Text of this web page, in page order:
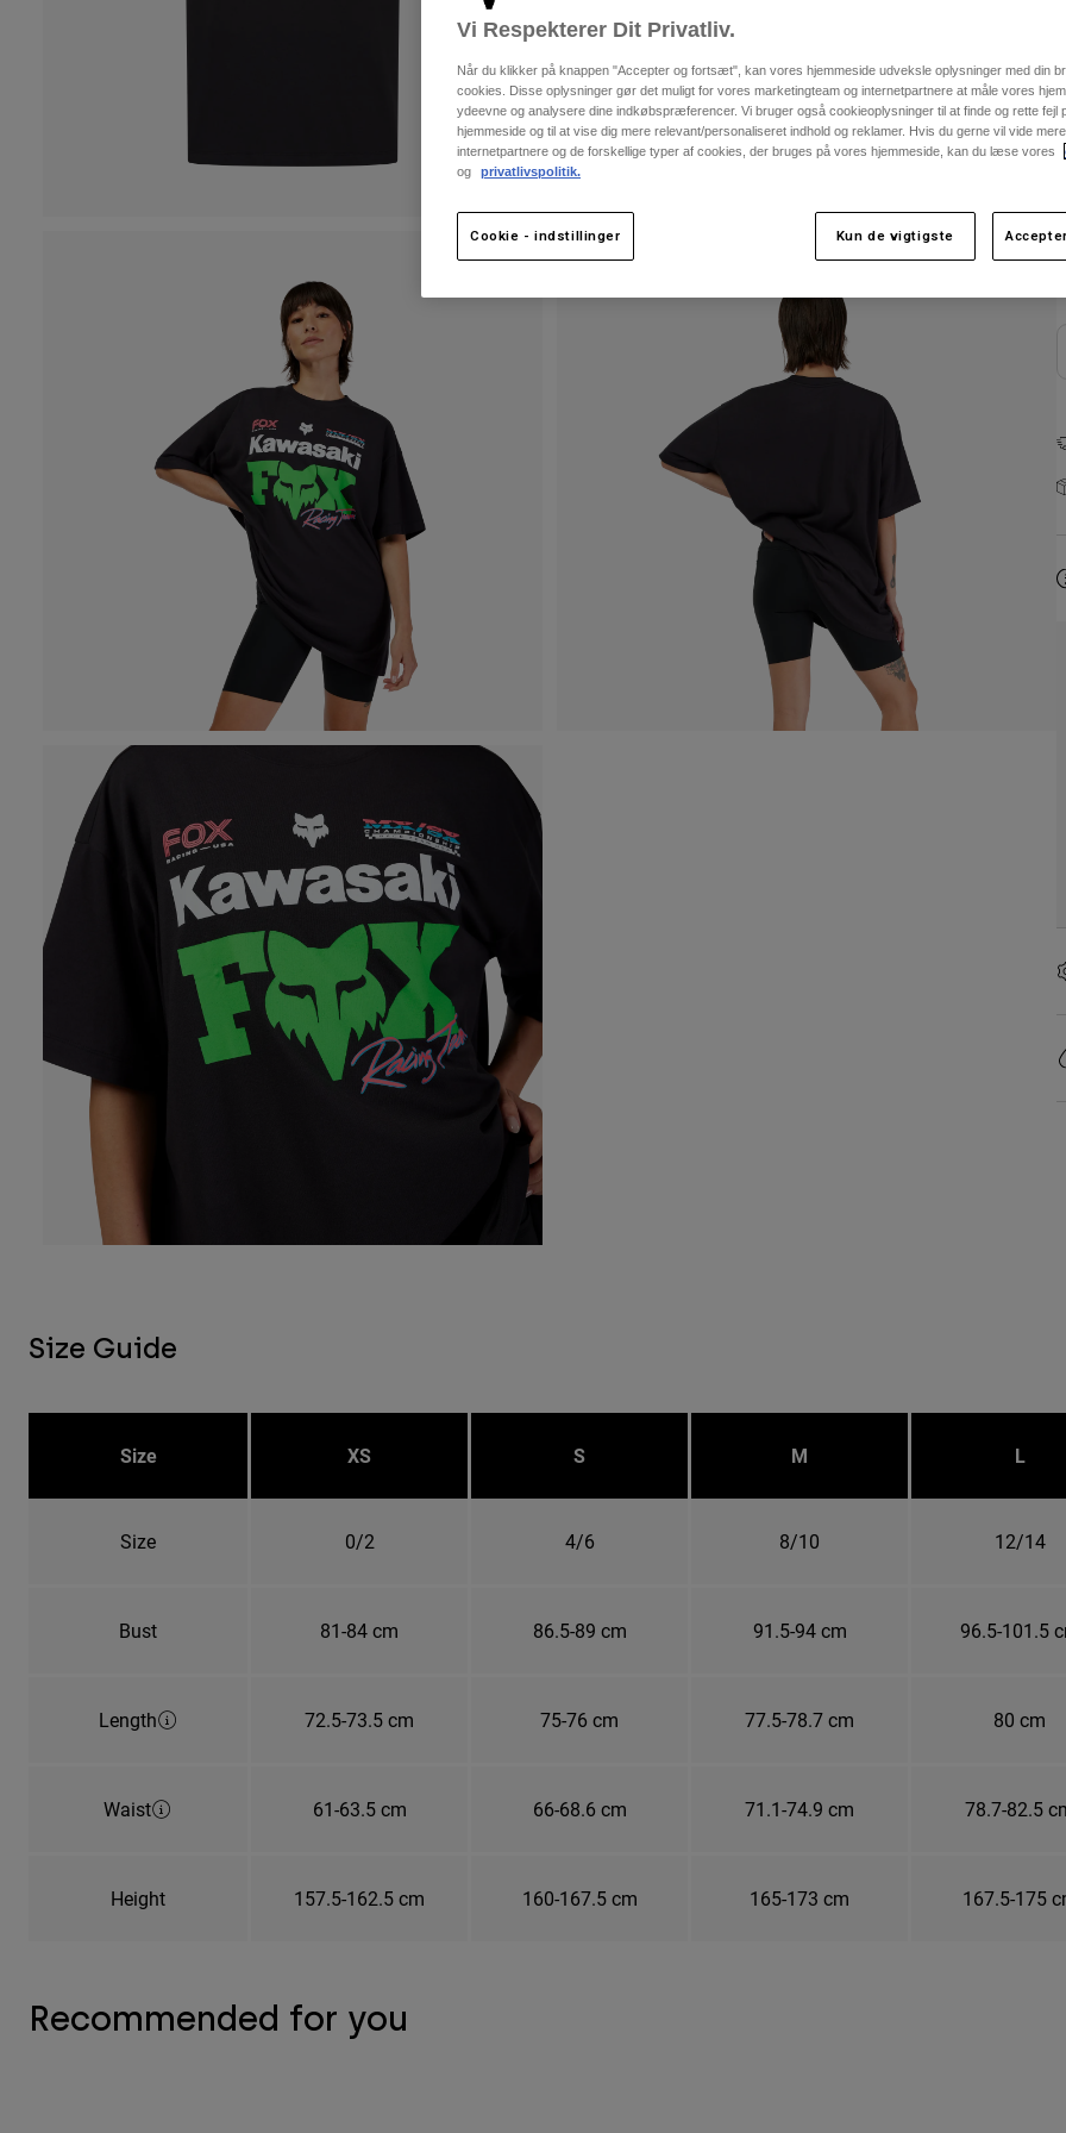
Size Guide
Size XS S M L
Size 0/2 4/6 8/10 12/14
Bust 81-84 cm 86.5-89 cm 91.5-94 cm 96.5-101.5
Length 72.5-73.5 cm 75-76 cm 77.5-78.7 cm 80 cm
Waist 61-63.5 cm 66-68.6 cm 71.1-74.9 cm 78.7-82.5
Height 157.5-162.5 cm 160-167.5 cm 165-173 cm 167.5-175
Recommended for you
Vi Respekterer Dit Privatliv.
Når du klikker på knappen "Accepter og fortsæt", kan vores hjemmeside udveksle oplysninger med din
cookies. Disse oplysninger gør det muligt for vores marketingteam og internetpartnere at måle vores
ydeevne og analysere dine indkøbspræferencer. Vi bruger også cookieoplysninger til at finde og rette fejl
hjemmeside og til at vise dig mere relevant/personaliseret indhold og reklamer. Hvis du gerne vil vide
internetpartnere og de forskellige typer af cookies, der bruges på vores hjemmeside, kan du læse vores
og
privatlivspolitik.
Cookie - indstillinger Kun de vigtigste